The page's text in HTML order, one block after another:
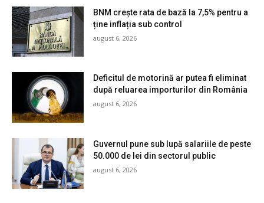
BNM crește rata de bază la 7,5% pentru a
ține inflația sub control
august 6, 2026
Deficitul de motorină ar putea fi eliminat
după reluarea importurilor din România
august 6, 2026
Guvernul pune sub lupă salariile de peste
50.000 de lei din sectorul public
august 6, 2026